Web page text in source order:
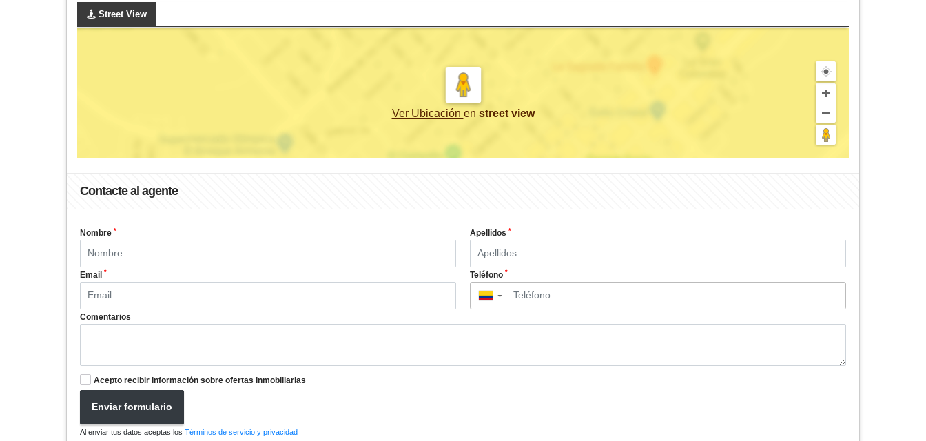
Street View
Ver Ubicación en street view
Contacte al agente
Nombre * Apellidos *
Email * Teléfono *
▼
Comentarios
Acepto recibir información sobre ofertas inmobiliarias
Enviar formulario
Al enviar tus datos aceptas los Términos de servicio y privacidad